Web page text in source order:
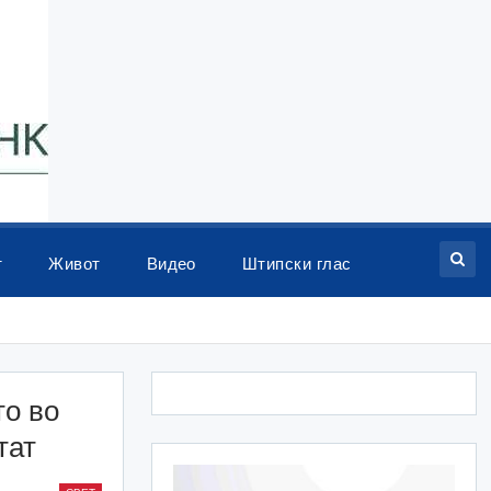
Живот Видео Штипски глас
во